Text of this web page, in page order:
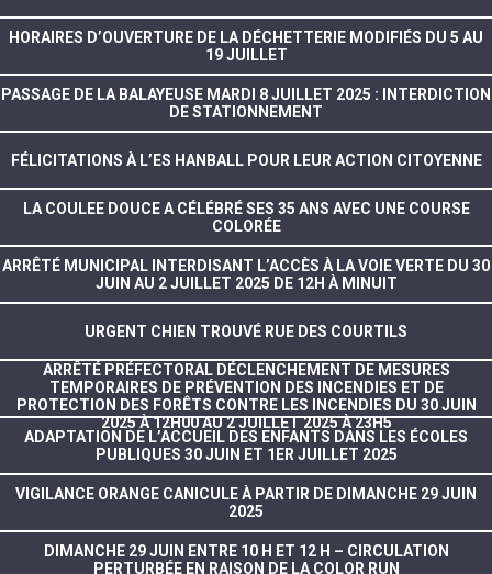
HORAIRES D’OUVERTURE DE LA DÉCHETTERIE MODIFIÉS DU 5 AU
19 JUILLET
PASSAGE DE LA BALAYEUSE MARDI 8 JUILLET 2025 : INTERDICTION
DE STATIONNEMENT
FÉLICITATIONS À L’ES HANBALL POUR LEUR ACTION CITOYENNE
LA COULEE DOUCE A CÉLÉBRÉ SES 35 ANS AVEC UNE COURSE
COLORÉE
ARRÊTÉ MUNICIPAL INTERDISANT L’ACCÈS À LA VOIE VERTE DU 30
JUIN AU 2 JUILLET 2025 DE 12H À MINUIT
URGENT CHIEN TROUVÉ RUE DES COURTILS
ARRÊTÉ PRÉFECTORAL DÉCLENCHEMENT DE MESURES
TEMPORAIRES DE PRÉVENTION DES INCENDIES ET DE
PROTECTION DES FORÊTS CONTRE LES INCENDIES DU 30 JUIN
2025 À 12H00 AU 2 JUILLET 2025 À 23H5
ADAPTATION DE L’ACCUEIL DES ENFANTS DANS LES ÉCOLES
PUBLIQUES 30 JUIN ET 1ER JUILLET 2025
VIGILANCE ORANGE CANICULE À PARTIR DE DIMANCHE 29 JUIN
2025
DIMANCHE 29 JUIN ENTRE 10 H ET 12 H – CIRCULATION
PERTURBÉE EN RAISON DE LA COLOR RUN